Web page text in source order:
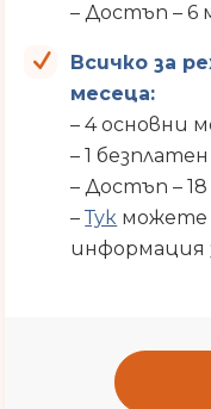
– Достъп – 6
Всичко за
месеца:
– 4 основни
– 1
– Достъп –
–Тук можете
информация